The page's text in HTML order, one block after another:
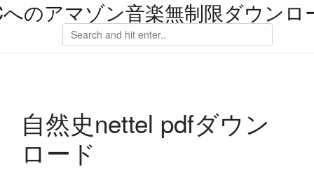
のアマゾン音楽無制限ダウンロ
自然史nettel pdfダウン
ロード